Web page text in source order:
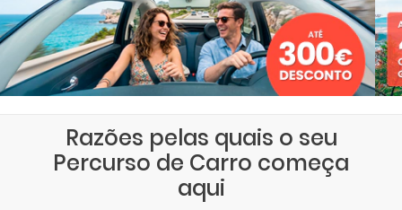
Razões pelas quais o seu
Percurso de Carro começa
aqui